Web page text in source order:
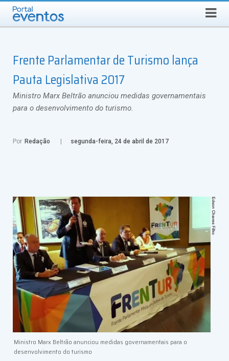
DOMINGO, 9 DE AGOSTO DE 2026 Busca
Frente Parlamentar de Turismo lança
Pauta Legislativa 2017
Ministro Marx Beltrão anunciou medidas governamentais
para o desenvolvimento do turismo.
Por Redação segunda-feira, 24 de abril de 2017
Ministro Marx Beltrão anunciou medidas governamentais para o
desenvolvimento do turismo